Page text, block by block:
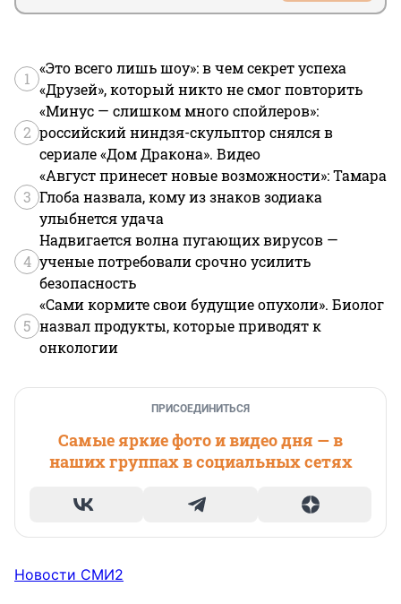
1
«Это всего лишь шоу»: в чем секрет успеха
«Друзей», который никто не смог повторить
2
«Минус — слишком много спойлеров»:
российский ниндзя-скульптор снялся в
сериале «Дом Дракона». Видео
3
«Август принесет новые возможности»: Тамара
Глоба назвала, кому из знаков зодиака
улыбнется удача
4
Надвигается волна пугающих вирусов —
ученые потребовали срочно усилить
безопасность
5
«Сами кормите свои будущие опухоли». Биолог
назвал продукты, которые приводят к
онкологии
ПРИСОЕДИНИТЬСЯ
Самые яркие фото и видео дня — в
наших группах в социальных сетях
Новости СМИ2